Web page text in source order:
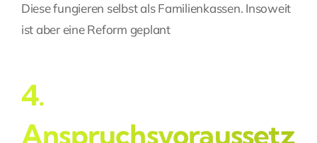
Diese fungieren selbst als Familienkassen. Insoweit
ist aber eine Reform geplant
4.